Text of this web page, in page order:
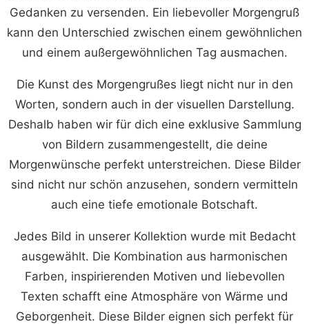
Gedanken zu versenden. Ein liebevoller Morgengruß
kann den Unterschied zwischen einem gewöhnlichen
und einem außergewöhnlichen Tag ausmachen.
Die Kunst des Morgengrußes liegt nicht nur in den
Worten, sondern auch in der visuellen Darstellung.
Deshalb haben wir für dich eine exklusive Sammlung
von Bildern zusammengestellt, die deine
Morgenwünsche perfekt unterstreichen. Diese Bilder
sind nicht nur schön anzusehen, sondern vermitteln
auch eine tiefe emotionale Botschaft.
Jedes Bild in unserer Kollektion wurde mit Bedacht
ausgewählt. Die Kombination aus harmonischen
Farben, inspirierenden Motiven und liebevollen
Texten schafft eine Atmosphäre von Wärme und
Geborgenheit. Diese Bilder eignen sich perfekt für